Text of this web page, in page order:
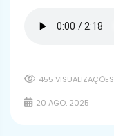
455 VISUALIZAÇÕES
20 AGO, 2025